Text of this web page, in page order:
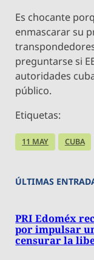
Es chocante
enmascarar su
preguntarse si
autoridades
público.
Etiquetas:
11 MAY CUBA
ÚLTIMAS
PRI Edoméx
por impulsar
censurar la